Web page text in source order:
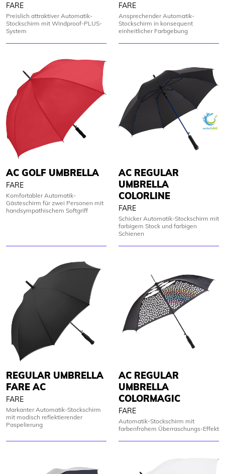
FARE
Preislich attraktiver Automatik-
Stockschirm mit Windproof-PLUS-
System
FARE
Ansprechender Automatik-
Stockschirm in konsequent
einheitlicher Farbgebung
AC GOLF UMBRELLA
FARE
Komfortabler Automatik-
Gästeschirm für zwei Personen mit
handsympathischem Softgriff
AC REGULAR
UMBRELLA
COLORLINE
FARE
Schicker Automatik-Stockschirm mit
farbigem Stock und farbigen
Schienen
REGULAR UMBRELLA
FARE AC
FARE
Markanter Automatik-Stockschirm
mit modisch reflektierender
Paspelierung
AC REGULAR
UMBRELLA
COLORMAGIC
FARE
Automatik-Stockschirm mit
farbenfrohem Überraschungs-Effekt